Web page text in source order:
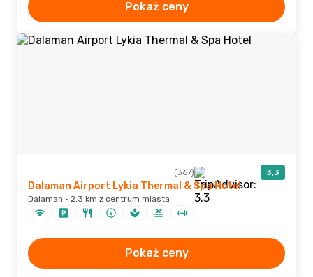
Pokaż ceny
(367) 3,3
Dalaman Airport Lykia Thermal & Spa Hotel
Dalaman · 2,3 km z centrum miasta
Pokaż ceny